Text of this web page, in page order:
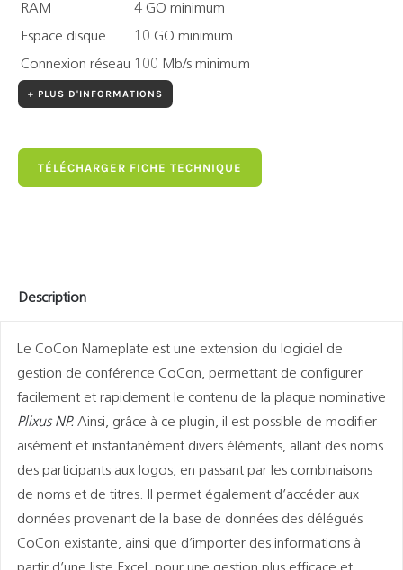
RAM
4 GO minimum
Espace disque
10 GO minimum
Connexion réseau 100 Mb/s minimum
+ PLUS D'INFORMATIONS
TÉLÉCHARGER FICHE TECHNIQUE
Description
Le CoCon Nameplate est une extension du logiciel de
gestion de conférence CoCon, permettant de configurer
facilement et rapidement le contenu de la plaque nominative
Plixus NP.Ainsi, grâce à ce plugin, il est possible de modifier
aisément et instantanément divers éléments, allant des noms
des participants aux logos, en passant par les combinaisons
de noms et de titres. Il permet également d’accéder aux
données provenant de la base de données des délégués
CoCon existante, ainsi que d’importer des informations à